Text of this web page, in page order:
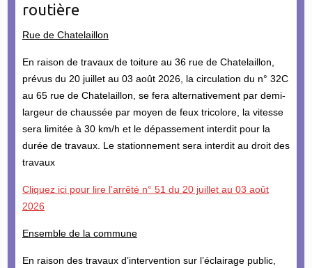
routière
Rue de Chatelaillon
En raison de travaux de toiture au 36 rue de Chatelaillon,
prévus du 20 juillet au 03 août 2026, la circulation du n° 32C
au 65 rue de Chatelaillon, se fera alternativement par demi-
largeur de chaussée par moyen de feux tricolore, la vitesse
sera limitée à 30 km/h et le dépassement interdit pour la
durée de travaux. Le stationnement sera interdit au droit des
travaux
Cliquez ici pour lire l’arrêté n° 51 du 20 juillet au 03 août
2026
Ensemble de la commune
En raison des travaux d’intervention sur l’éclairage public,